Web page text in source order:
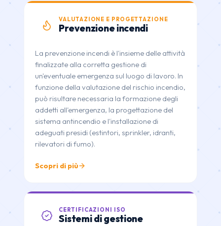
VALUTAZIONE E PROGETTAZIONE
Prevenzione incendi
La prevenzione incendi è l'insieme delle attività
finalizzate alla corretta gestione di
un'eventuale emergenza sul luogo di lavoro. In
funzione della valutazione del rischio incendio,
può risultare necessaria la formazione degli
addetti all'emergenza, la progettazione del
sistema antincendio e l'installazione di
adeguati presidi (estintori, sprinkler, idranti,
rilevatori di fumo).
Scopri di più
CERTIFICAZIONI ISO
Sistemi di gestione